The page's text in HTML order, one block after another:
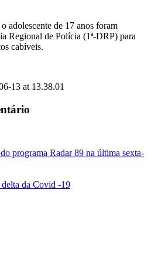
adolescente de 17 anos foram
Regional de Polícia (1ª-DRP) para
cabíveis.
programa Radar 89 na última sexta-
da Covid -19